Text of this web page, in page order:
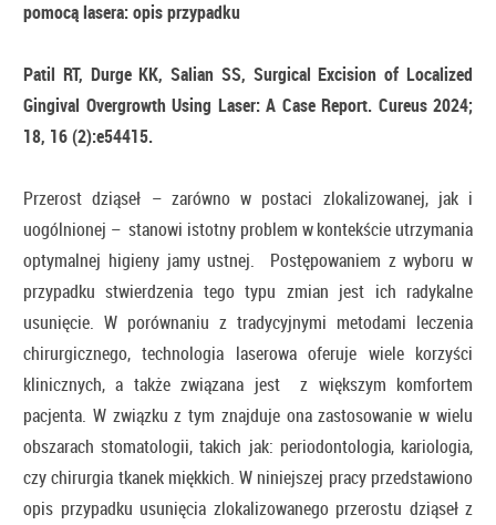
pomocą lasera: opis przypadku
Patil RT, Durge KK, Salian SS, Surgical Excision of Localized
Gingival Overgrowth Using Laser: A Case Report. Cureus 2024;
18, 16 (2):e54415.
Przerost dziąseł – zarówno w postaci zlokalizowanej, jak i
uogólnionej – stanowi istotny problem w kontekście utrzymania
optymalnej higieny jamy ustnej. Postępowaniem z wyboru w
przypadku stwierdzenia tego typu zmian jest ich radykalne
usunięcie. W porównaniu z tradycyjnymi metodami leczenia
chirurgicznego, technologia laserowa oferuje wiele korzyści
klinicznych, a także związana jest z większym komfortem
pacjenta. W związku z tym znajduje ona zastosowanie w wielu
obszarach stomatologii, takich jak: periodontologia, kariologia,
czy chirurgia tkanek miękkich. W niniejszej pracy przedstawiono
opis przypadku usunięcia zlokalizowanego przerostu dziąseł z